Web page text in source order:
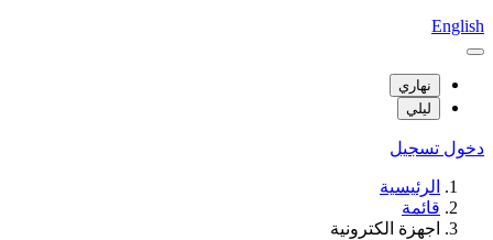
English
نهاري
ليلي
دخول تسجيل
الرئيسية
قائمة
اجهزة الكترونية